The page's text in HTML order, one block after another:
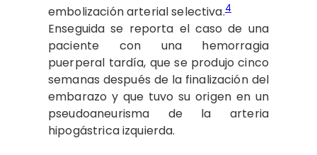
embolización arterial selectiva.4
Enseguida se reporta el caso de una
paciente con una hemorragia
puerperal tardía, que se produjo cinco
semanas después de la finalización del
embarazo y que tuvo su origen en un
pseudoaneurisma de la arteria
hipogástrica izquierda.